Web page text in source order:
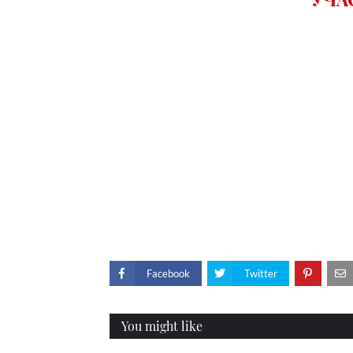
Facebook Twitter
You might like